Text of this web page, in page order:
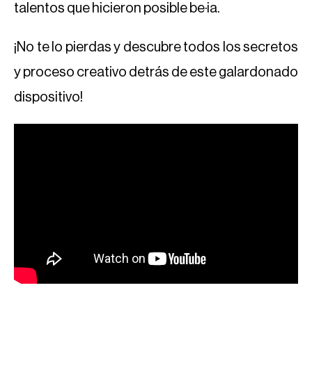
talentos que hicieron posible be·ia.
¡No te lo pierdas y descubre todos los secretos
y proceso creativo detrás de este galardonado
dispositivo!